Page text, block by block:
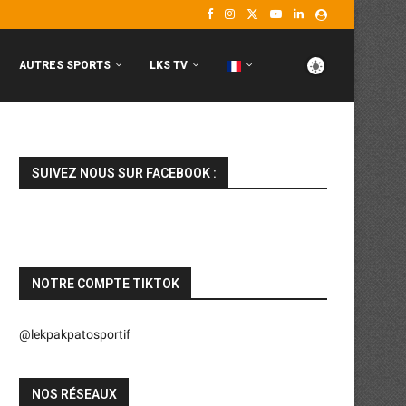
AUTRES SPORTS LKS TV
SUIVEZ NOUS SUR FACEBOOK :
NOTRE COMPTE TIKTOK
@lekpakpatosportif
NOS RÉSEAUX